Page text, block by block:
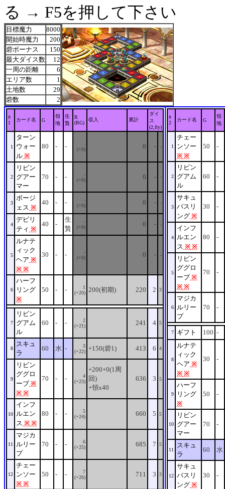
る → F5を押して下さい
目標魔力
8000
開始時魔力
200
砦ボーナス
150
最大ダイス数
12
一周の距離
6
エリア数
1
土地数
29
砦数
2
#
1
カード名 G
領
地
生
贄
R
(RG)
収入 累計
ダイ
ス
(2,fly)
1
ターン
ウォー
ル ※
80 - -
-
(+0)
0 - -
2
リビン
グアー
マー
70 - -
-
(+0)
0 - -
3
ボージ
ェス ※
40 - -
-
(+0)
0 - -
4
デビリ
ティ ※
40 -
生
贄
-
(+0)
0 - -
5
ルナテ
ィック
ヘア ※
※ ※
30 - -
-
(+0)
0 - -
6
ハーフ
リング
※
50 - -
1
(+20) 200(初期) 220 2 3
7
リビン
グアム
ル
60 - -
2
(+21)
241 4 5
8
スキュ
ラ
60 水 -
3
(+22) +150(砦1) 413 6 4
9
リビン
ググロ
ーブ ※
※ ※
70 - -
4
(+23)
+200+0(1周
回)
+領x40
636 3 5
10
インフ
ルエン
ス ※ ※
80 - -
5
(+24)
660 5 5
11
マジカ
ルリー
プ
70 - -
6
(+25)
685 7 5
12
チェー
ンソー
※ ※
50 - -
7
(+26)
711 3 3
#
2
カード名 G
領
地
1
チェー
ンソー
※ ※
50 -
2
リビン
グアム
ル
60 -
3
サキュ
バスリ
ング ※
30 -
4
インフ
ルエン
ス ※ ※
80 -
5
リビン
ググロ
ーブ ※
※ ※
70 -
6
マジカ
ルリー
プ
70 -
7 ギフト 100 -
8
ルナテ
ィック
ヘア ※
※ ※
30 -
9
ハーフ
リング
※
50 -
10
リビン
グアー
マー
70 -
11
スキュ
ラ
60 水
12
サキュ
バスリ
ング ※
30 -